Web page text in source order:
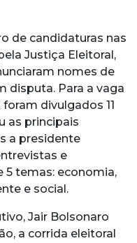
de candidaturas nas
Justiça Eleitoral,
nomes de
disputa. Para a vaga
divulgados 11
as principais
a presidente
e
5 temas: economia,
e social.
Jair Bolsonaro
a corrida eleitoral